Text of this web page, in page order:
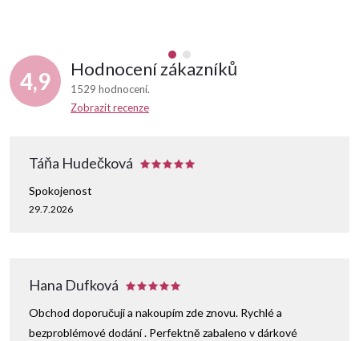
4,9 Hodnocení zákazníků
1529 hodnocení
Zobrazit recenze
Táňa Hudečková
29.7.2026
Spokojenost
Hana Dufková
Obchod doporučuji a nakoupím zde znovu. Rychlé a
bezproblémové dodání . Perfektně zabaleno v dárkové